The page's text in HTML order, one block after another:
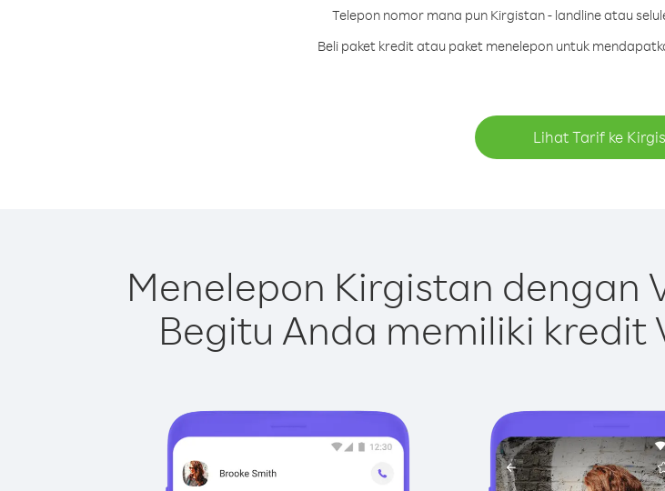
Telepon nomor mana pun Kirgistan - landline atau
Beli paket kredit atau paket menelepon untuk
Lihat Tarif ke
Menelepon Kirgistan dengan
Begitu Anda memiliki kredit